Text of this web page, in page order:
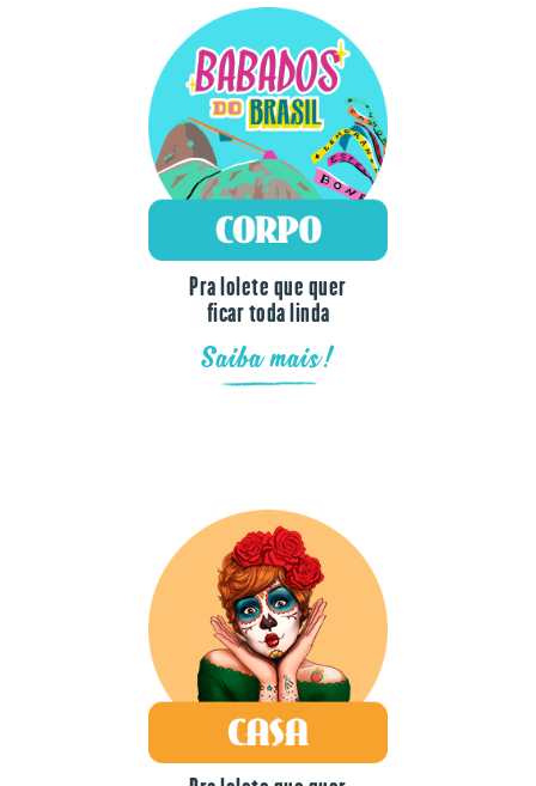
Pra lolete que quer
ficar toda linda
Saiba mais!